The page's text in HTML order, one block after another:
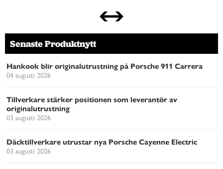
Senaste Produktnytt
Hankook blir originalutrustning på Porsche 911 Carrera
04 augusti 2026
Tillverkare stärker positionen som leverantör av
originalutrustning
03 augusti 2026
Däcktillverkare utrustar nya Porsche Cayenne Electric
03 augusti 2026